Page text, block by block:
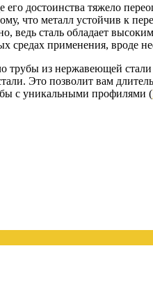
достоинства тяжело
что металл устойчив к
сталь обладает
средах применения, вроде
трубы из нержавеющей
Это позволит вам
с уникальными профилями (